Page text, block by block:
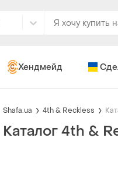
Хендмейд
Shafa.ua 4th & Reckless
Каталог 4th &